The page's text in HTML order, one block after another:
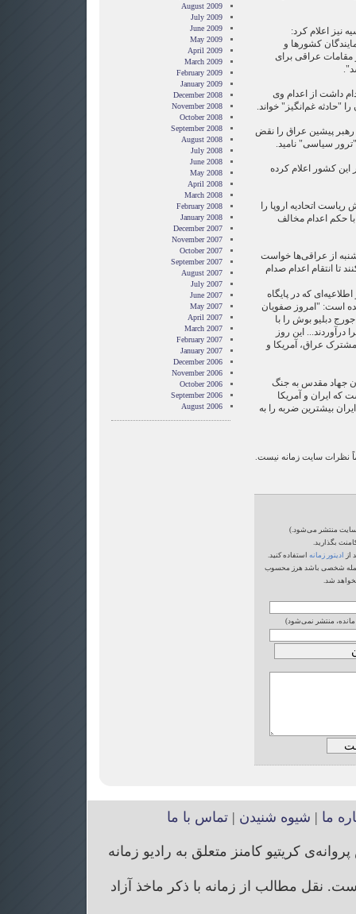
نیز اعلام کرد:
کشورها و
مقامات عراقی برای
داشت از اعدام وی
"حادثه غم‌انگیز" خواند.
پیشین عراق را نقض
"ترور سیاسی" نامید.
کشور اعلام کرده
اتحادیه اروپا را
با حکم اعدام مخالف
از عراقی‌ها خواست
تا انتقام اعدام صدام
که در پایگاه
است: "امروز صفویان
دبلیو بوش را با
درآوردند... این روز
عراق، آمریکا و
جهاد مقدس به جنگ
که ایران و آمریکا
بیشترین ضربه را به
نظرات سایت زمانه نیست.
منتشر می‌شود.)
بگذارید.
از
ادیتور زمانه استفاده کنید.
حمله شخصی باشد هرز محسوب
شد.
مانده، منتشر نمی‌شود)
August 2009
July 2009
June 2009
May 2009
April 2009
March 2009
February 2009
January 2009
December 2008
November 2008
October 2008
September 2008
August 2008
July 2008
June 2008
May 2008
April 2008
March 2008
February 2008
January 2008
December 2007
November 2007
October 2007
September 2007
August 2007
July 2007
June 2007
May 2007
April 2007
March 2007
February 2007
January 2007
December 2006
November 2006
October 2006
September 2006
August 2006
ما | شیوه شنیدن |تماس با ما
کریتیو کامنز متعلق به رادیو زمانه
نقل مطالب از زمانه با ذکر ماخذ آزاد